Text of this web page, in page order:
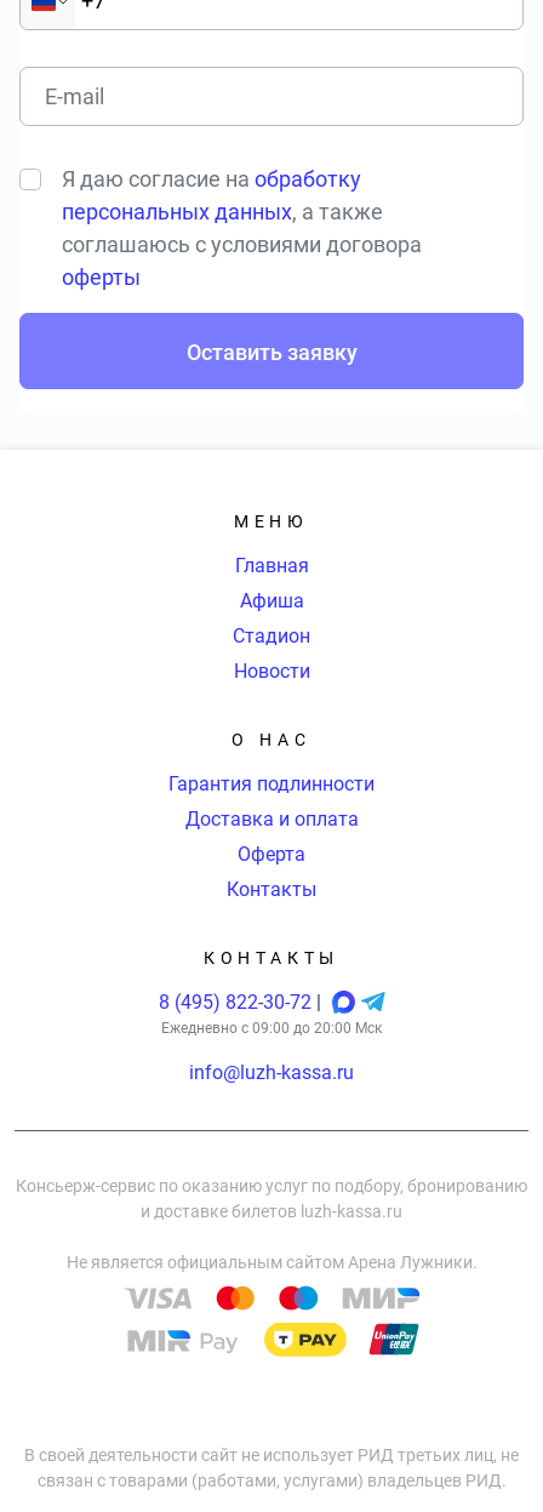
Я даю согласие наобработку
персональных данных, а также
соглашаюсь с условиями договора
оферты
Оставить заявку
МЕНЮ
Главная
Афиша
Стадион
Новости
О НАС
Гарантия подлинности
Доставка и оплата
Оферта
Контакты
КОНТАКТЫ
8 (495) 822-30-72
Ежедневно с 09:00 до 20:00 Мск
info@luzh-kassa.ru
Консьерж-сервис по оказанию услуг по подбору, бронированию
и доставке билетов luzh-kassa.ru
Не является официальным сайтом Арена Лужники.
В своей деятельности сайт не использует РИД третьих лиц, не
связан с товарами (работами, услугами) владельцев РИД.